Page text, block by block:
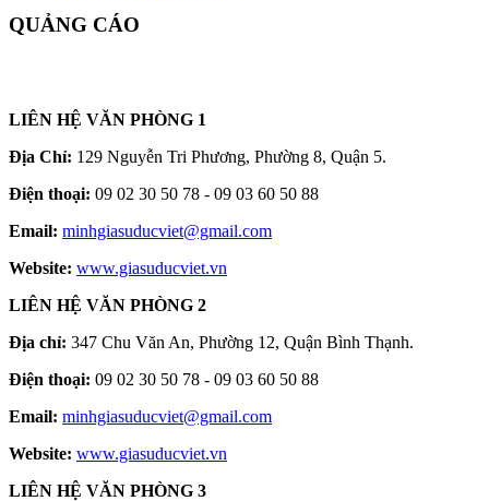
QUẢNG CÁO
LIÊN HỆ VĂN PHÒNG 1
Địa Chỉ: 129 Nguyễn Tri Phương, Phường 8, Quận 5.
Điện thoại: 09 02 30 50 78 - 09 03 60 50 88
Email: minhgiasuducviet@gmail.com
Website: www.giasuducviet.vn
LIÊN HỆ VĂN PHÒNG 2
Địa chỉ: 347 Chu Văn An, Phường 12, Quận Bình Thạnh.
Điện thoại: 09 02 30 50 78 - 09 03 60 50 88
Email: minhgiasuducviet@gmail.com
Website: www.giasuducviet.vn
LIÊN HỆ VĂN PHÒNG 3